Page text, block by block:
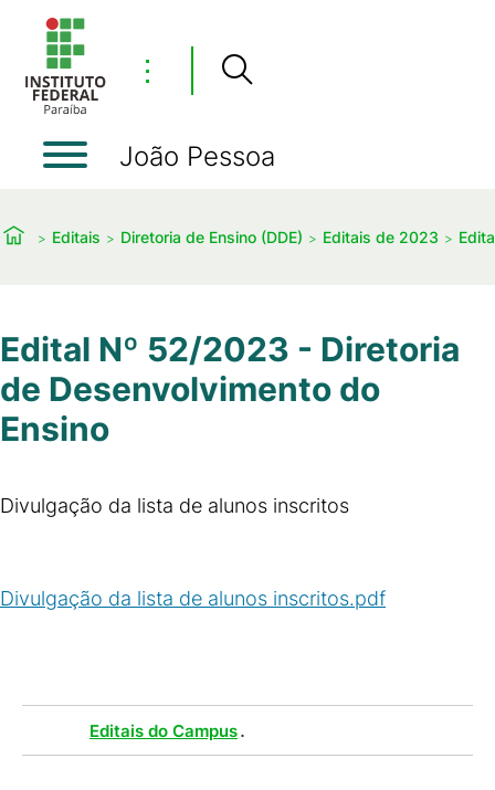
⋮
João Pessoa
Editais Diretoria de Ensino (DDE) Editais de 2023
Edital Nº 52/2023 - Diretoria
de Desenvolvimento do
Ensino
Divulgação da lista de alunos inscritos
Divulgação da lista de alunos inscritos.pdf
Editais do Campus.